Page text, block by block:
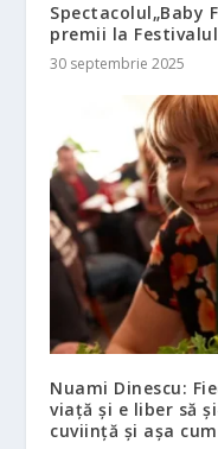
Spectacolul„Baby
premii la
30 septembrie 2025
Nuami Dinescu:
viață și e liber să
cuviință și așa